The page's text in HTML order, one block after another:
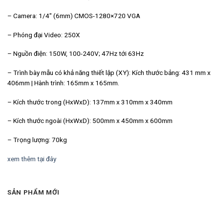
– Camera: 1/4″ (6mm) CMOS-1280×720 VGA
– Phóng đại Video: 250X
– Nguồn điện: 150W, 100-240V; 47Hz tới 63Hz
– Trình bày mẫu có khả năng thiết lập (XY): Kích thước bảng: 431 mm x
406mm | Hành trình: 165mm x 165mm.
– Kích thước trong (HxWxD): 137mm x 310mm x 340mm
– Kích thước ngoài (HxWxD): 500mm x 450mm x 600mm
– Trọng lượng: 70kg
xem thêm tại đây
SẢN PHẨM MỚI